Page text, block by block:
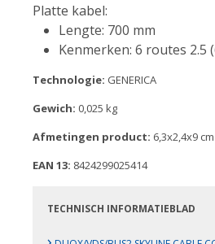
Platte kabel:
Lengte: 700 mm
Kenmerken: 6 routes 2.5
Technologie: GENERICA
Gewich: 0,025 kg
Afmetingen product: 6,3x2,4x9 cm
EAN 13: 8424299025414
TECHNISCH INFORMATIEBLAD